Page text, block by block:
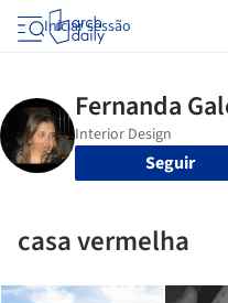
Iniciar sessão
Seguir
casa vermelha